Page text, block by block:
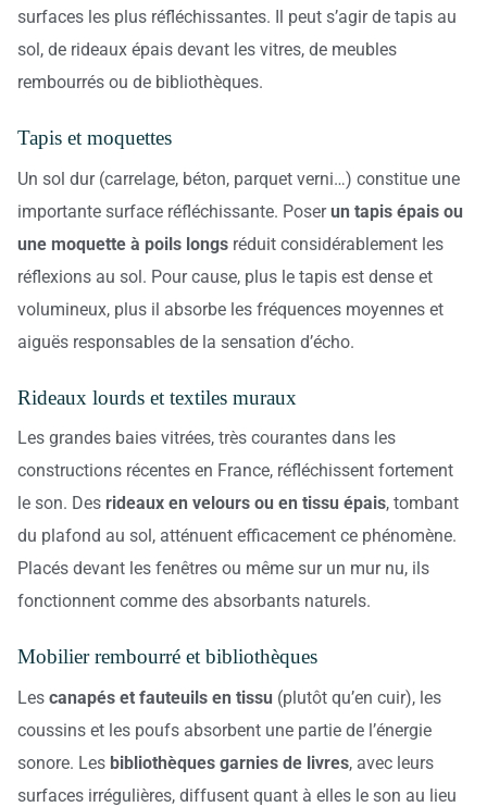
surfaces les plus réfléchissantes. Il peut s’agir de tapis au
sol, de rideaux épais devant les vitres, de meubles
rembourrés ou de bibliothèques.
Tapis et moquettes
Un sol dur (carrelage, béton, parquet verni…) constitue une
importante surface réfléchissante. Poserun tapis épais ou
une moquette à poils longs réduit considérablement les
réflexions au sol. Pour cause, plus le tapis est dense et
volumineux, plus il absorbe les fréquences moyennes et
aiguës responsables de la sensation d’écho.
Rideaux lourds et textiles muraux
Les grandes baies vitrées, très courantes dans les
constructions récentes en France, réfléchissent fortement
le son. Des rideaux en velours ou en tissu épais, tombant
du plafond au sol, atténuent efficacement ce phénomène.
Placés devant les fenêtres ou même sur un mur nu, ils
fonctionnent comme des absorbants naturels.
Mobilier rembourré et bibliothèques
Les canapés et fauteuils en tissu (plutôt qu’en cuir), les
coussins et les poufs absorbent une partie de l’énergie
sonore. Les bibliothèques garnies de livres, avec leurs
surfaces irrégulières, diffusent quant à elles le son au lieu